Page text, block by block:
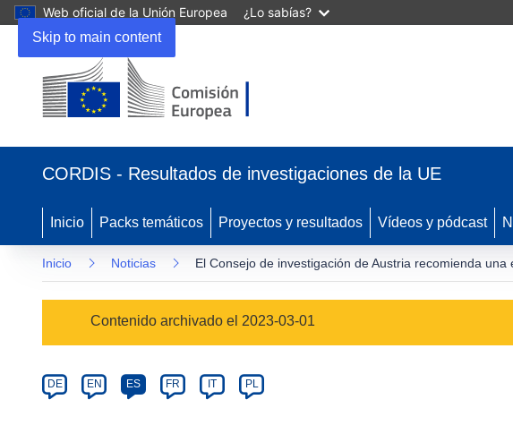
Skip to main content
Web oficial de la Unión Europea ¿Lo sabías?
en
nueva
ventana)
CORDIS - Resultados de investigaciones de la UE
Inicio Packs temáticos Proyectos y resultados Vídeos y pódcast
Inicio Noticias El Consejo de investigación de Austria recomienda
Category
Contenido archivado el 2023-03-01
Article
available
DE EN ES FR IT PL